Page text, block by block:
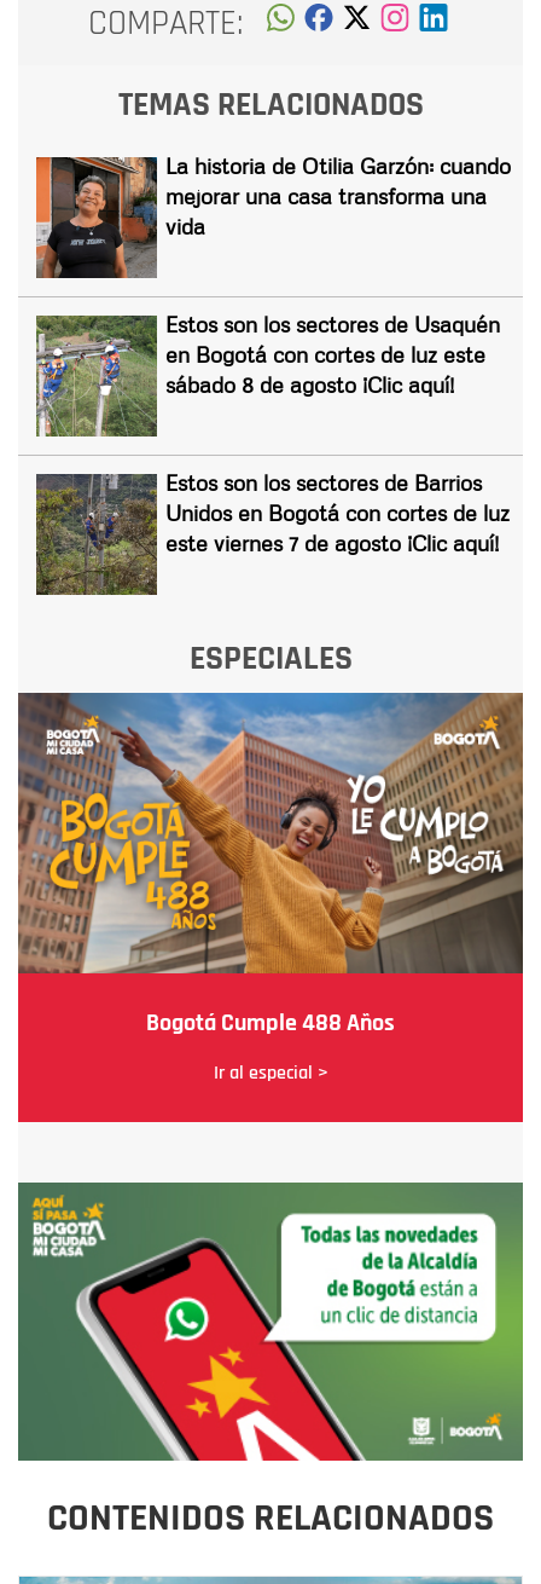
COMPARTE:
TEMAS RELACIONADOS
La historia de Otilia Garzón: cuando
mejorar una casa transforma una
vida
Estos son los sectores de Usaquén
en Bogotá con cortes de luz este
sábado 8 de agosto ¡Clic aquí!
Estos son los sectores de Barrios
Unidos en Bogotá con cortes de luz
este viernes 7 de agosto ¡Clic aquí!
ESPECIALES
Bogotá Cumple 488 Años
Ir al especial >
CONTENIDOS RELACIONADOS